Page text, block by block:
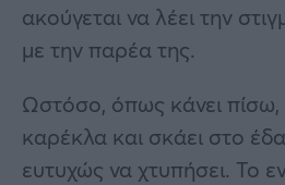
ακούγεται να λέει την
με την παρέα της.
Ωστόσο, όπως κάνει πίσω,
καρέκλα και σκάει στο
ευτυχώς να χτυπήσει. Το